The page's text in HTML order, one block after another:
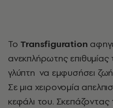
Το Transfiguration
ανεκπλήρωτης
γλύπτη να εμφυσήσει
Σε μια χειρονομία
κεφάλι του.